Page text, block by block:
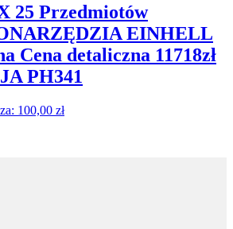
25 Przedmiotów
EINHELL
Cena detaliczna 11718zł
PH341
100,00 zł